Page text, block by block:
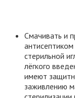
Смачивать и
стерильной
лёгкого
имеют
заживлению